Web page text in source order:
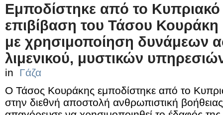
Εμποδίστηκε από το Κυπριακό
επιβίβαση του Τάσου
με χρησιμοποίηση δυνάμεων
λιμενικού, μυστικών
in
Γάζα
Ο Τάσος Κουράκης εμποδίστηκε από το
στην διεθνή αποστολή ανθρωπιστική